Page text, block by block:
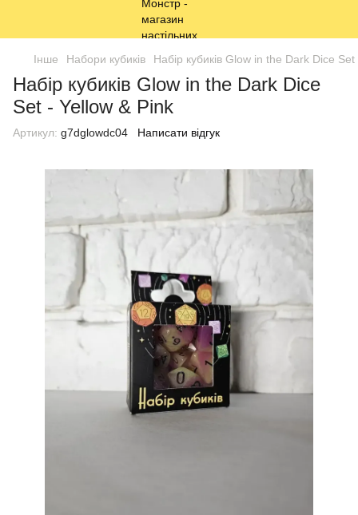
Інше Набори кубиків Набір кубиків Glow in the Dark Dice
Набір кубиків Glow in the Dark Dice
Set - Yellow & Pink
Артикул: g7dglowdc04 Написати відгук